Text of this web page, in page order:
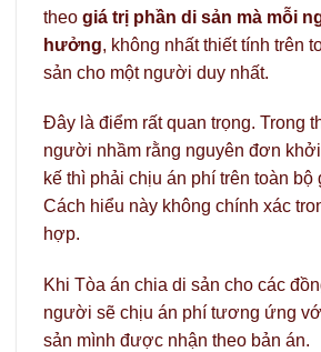
theo giá trị phần di sản mà mỗi
hưởng, không nhất thiết tính trên
sản cho một người duy nhất.
Đây là điểm rất quan trọng. Trong
người nhầm rằng nguyên đơn
kế thì phải chịu án phí trên toàn bộ
Cách hiểu này không chính xác
hợp.
Khi Tòa án chia di sản cho các
người sẽ chịu án phí tương ứng
sản mình được nhận theo bản án.